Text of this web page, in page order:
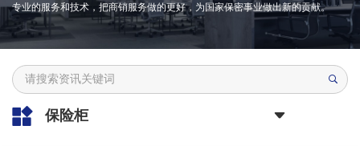
专业的服务和技术，把商销服务做的更好，为国家保密事业做出新的贡献。
保险柜